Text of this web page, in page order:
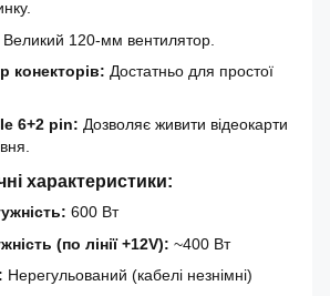
Великий 120-мм вентилятор.
конекторів: Достатньо для простої
6+2 pin: Дозволяє живити відеокарти
характеристики:
600 Вт
(по лінії +12V): ~400 Вт
Нерегульований (кабелі незнімні)